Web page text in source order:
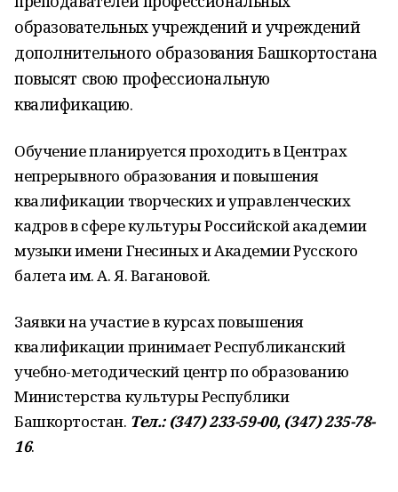
образовательных учреждений и учреждений
дополнительного образования Башкортостана
повысят свою профессиональную
квалификацию.
Обучение планируется проходить в Центрах
непрерывного образования и повышения
квалификации творческих и управленческих
кадров в сфере культуры Российской академии
музыки имени Гнесиных и Академии Русского
балета им. А. Я. Вагановой.
Заявки на участие в курсах повышения
квалификации принимает Республиканский
учебно-методический центр по образованию
Министерства культуры Республики
Башкортостан. Тел.: (347) 233-59-00, (347) 235-78-
16.